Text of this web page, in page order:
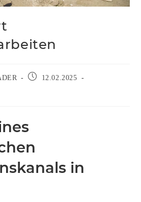
12.02.2025
in